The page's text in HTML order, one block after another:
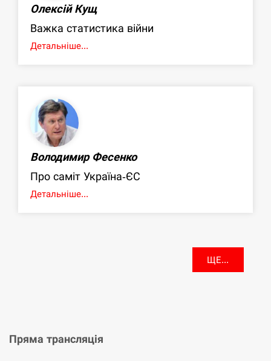
Олексій Кущ
Важка статистика війни
Детальніше...
Володимир Фесенко
Про саміт Україна-ЄС
Детальніше...
ЩЕ...
Пряма трансляція